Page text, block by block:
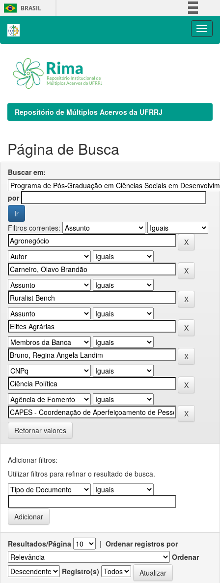
Skip
navigation
BRASIL
Repositório de Múltiplos Acervos da UFRRJ
Página de Busca
Buscar em:
por
Filtros correntes:
Retornar valores
Adicionar filtros:
Utilizar filtros para refinar o resultado de busca.
Resultados/Página | Ordenar registros por
Ordenar
Registro(s)